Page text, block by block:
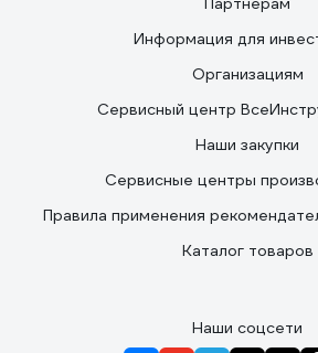
Информация для
Организациям
Сервисный центр
Наши закупки
Сервисные центры
Правила применения
Каталог товаров
Наши соцсети